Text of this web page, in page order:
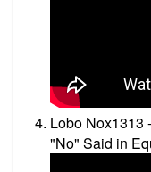
Lobo Nox1313
"No" Said in